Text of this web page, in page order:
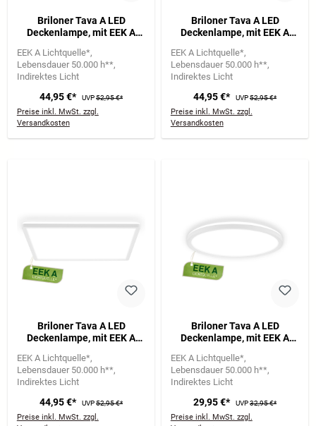
Briloner Tava A LED
Deckenlampe, mit EEK A
Weiß
EEK A Lichtquelle*
Lebensdauer 50.000 h**
Indirektes Licht
44,95 €* UVP52,95 €*
Preise inkl. MwSt. zzgl.
Versandkosten
Briloner Tava A LED
Deckenlampe, mit EEK A
Weiß
EEK A Lichtquelle*
Lebensdauer 50.000 h**
Indirektes Licht
44,95 €* UVP52,95 €*
Preise inkl. MwSt. zzgl.
Versandkosten
Briloner Tava A LED
Deckenlampe, mit EEK A
Weiß
EEK A Lichtquelle*
Lebensdauer 50.000 h**
Indirektes Licht
44,95 €* UVP52,95 €*
Preise inkl. MwSt. zzgl.
Briloner Tava A LED
Deckenlampe, mit EEK A
Weiß
EEK A Lichtquelle*
Lebensdauer 50.000 h**
Indirektes Licht
29,95 €* UVP32,95 €*
Preise inkl. MwSt. zzgl.